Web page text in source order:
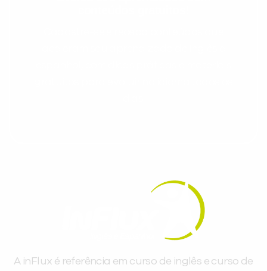
A inFlux é referência em curso de inglês e curso de